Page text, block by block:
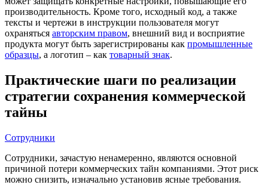
производительность. Кроме того, исходный код, а также
тексты и чертежи в инструкции пользователя могут
охраняться авторским правом, внешний вид и восприятие
продукта могут быть зарегистрированы как промышленные
образцы, а логотип – как товарный знак.
Практические шаги по реализации
стратегии сохранения коммерческой
тайны
Сотрудники
Сотрудники, зачастую ненамеренно, являются основной
причиной потери коммерческих тайн компаниями. Этот риск
можно снизить, изначально установив ясные требования.